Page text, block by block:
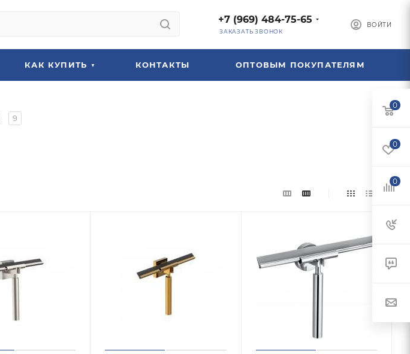
ВОЙТИ
+7 (969) 484-75-65
ЗАКАЗАТЬ ЗВОНОК
КАК КУПИТЬ КОНТАКТЫ ОПТОВЫМ ПОКУПАТЕЛЯМ
9
0
0
0